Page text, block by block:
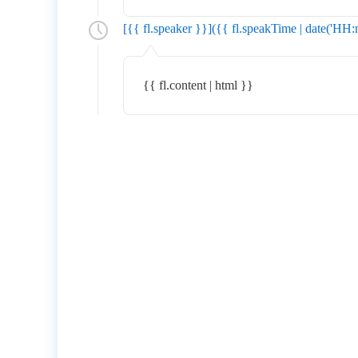
[{{ fl.speaker }}]({{ fl.speakTime |
{{ fl.content | html }}